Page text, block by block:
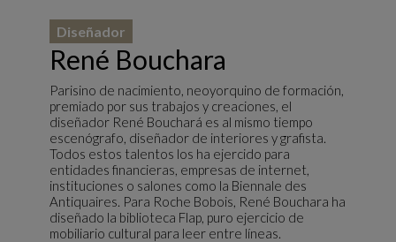
René Bouchara
Diseñador
Parisino de nacimiento, neoyorquino de formación,
premiado por sus trabajos y creaciones, el
diseñador René Bouchará es al mismo tiempo
escenógrafo, diseñador de interiores y grafista.
Todos estos talentos los ha ejercido para
entidades financieras, empresas de internet,
instituciones o salones como la Biennale des
Antiquaires. Para Roche Bobois, René Bouchara ha
diseñado la biblioteca Flap, puro ejercicio de
mobiliario cultural para leer entre líneas.